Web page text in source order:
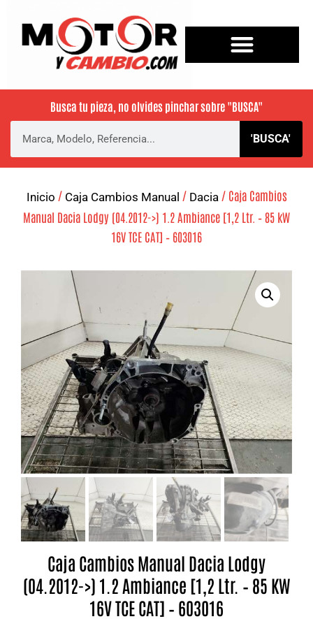
Busca tu pieza, no olvides pinchar sobre "BUSCA"
'BUSCA'
Inicio / Caja Cambios Manual / Dacia / Caja Cambios
Manual Dacia Lodgy (04.2012->) 1.2 Ambiance [1,2 Ltr. – 85 kW
16V TCE CAT] – 603016
Caja Cambios Manual Dacia Lodgy
(04.2012->) 1.2 Ambiance [1,2 Ltr. – 85 KW
16V TCE CAT] – 603016